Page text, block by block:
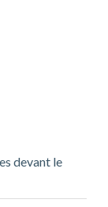
devant le